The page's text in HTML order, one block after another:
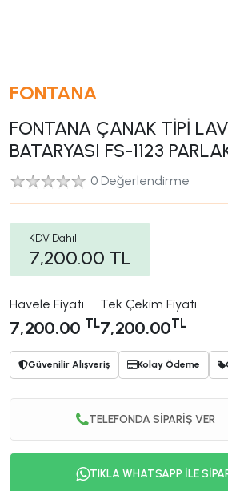
FONTANA
FONTANA ÇANAK TİPİ
BATARYASI FS-1123
0 Değerlendirme
KDV Dahil
7,200.00 TL
Havele Fiyatı
7,200.00 TL
Tek Çekim Fiyatı
7,200.00TL
Güvenilir Alışveriş Kolay Ödeme
TELEFONDA SİPARİŞ VER
TIKLA WHATSAPP İLE